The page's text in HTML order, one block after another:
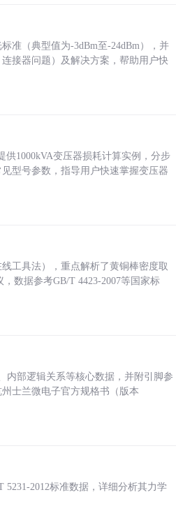
准（典型值为-3dBm至-24dBm），并
接器问题）及解决方案，帮助用户快
供1000kVA变压器损耗计算实例，分步
型号参数，指导用户快速掌握变压器
工具法），重点解析了黄铜棒密度取
数据参考GB/T 4423-2007等国家标
内部逻辑关系等核心数据，并附引脚参
士兰微电子官方规格书（版本
2012标准数据，详细分析其力学